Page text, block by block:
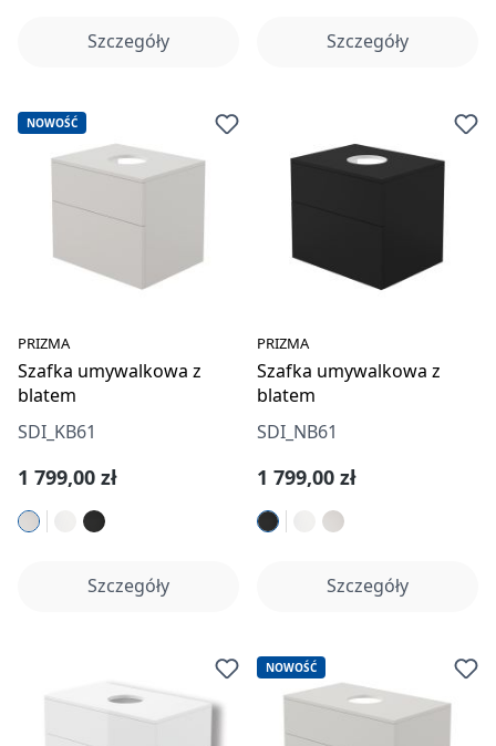
Szczegóły Szczegóły
NOWOŚĆ
PRIZMA
Szafka umywalkowa z
blatem
SDI_KB61
Cena regularna:
1 799,00 zł
Szczegóły
PRIZMA
Szafka umywalkowa z
blatem
SDI_NB61
Cena regularna:
1 799,00 zł
Szczegóły
NOWOŚĆ